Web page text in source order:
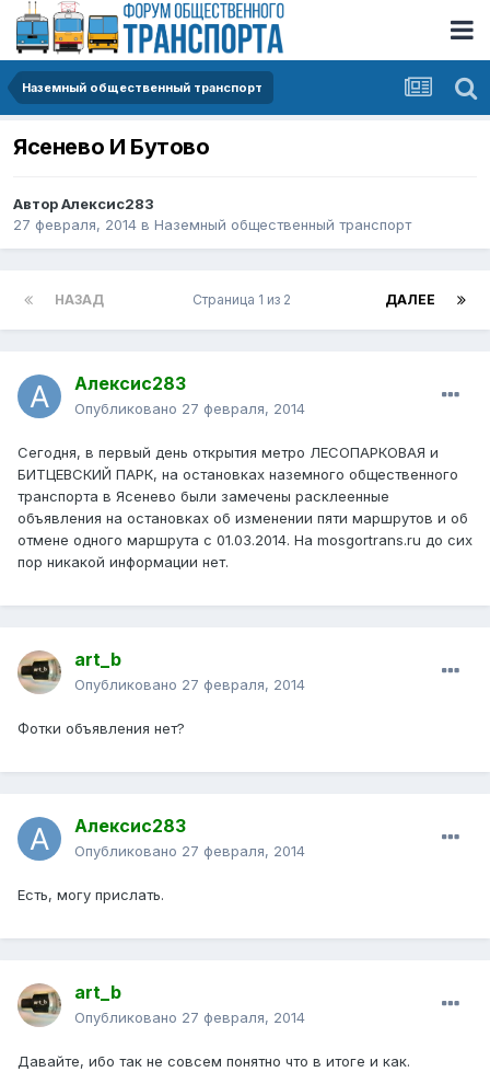
Наземный общественный транспорт
Ясенево И Бутово
АвторАлексис283
27 февраля, 2014 в Наземный общественный транспорт
НАЗАД ДАЛЕЕ
Страница 1 из 2
Алексис283
Опубликовано 27 февраля, 2014
Сегодня, в первый день открытия метро ЛЕСОПАРКОВАЯ и
БИТЦЕВСКИЙ ПАРК, на остановках наземного общественного
транспорта в Ясенево были замечены расклеенные
объявления на остановках об изменении пяти маршрутов и об
отмене одного маршрута с 01.03.2014. На mosgortrans.ru до сих
пор никакой информации нет.
art_b
Опубликовано 27 февраля, 2014
Фотки объявления нет?
Алексис283
Опубликовано 27 февраля, 2014
Есть, могу прислать.
art_b
Опубликовано 27 февраля, 2014
Давайте, ибо так не совсем понятно что в итоге и как.